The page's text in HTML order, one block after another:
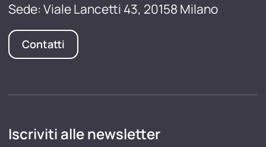
Sede: Viale Lancetti 43, 20158 Milano
Contatti
Iscriviti alle newsletter